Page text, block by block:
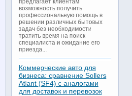
предлагает клиентам
возможность получить
профессиональную помощь в
решении различных бытовых
задач без необходимости
тратить время на поиск
специалиста и ожидание его
приезда...
Коммерческие авто для
бизнеса: сравнение Sollers
Atlant (SF4) с аналогами
для доставок и перевозок